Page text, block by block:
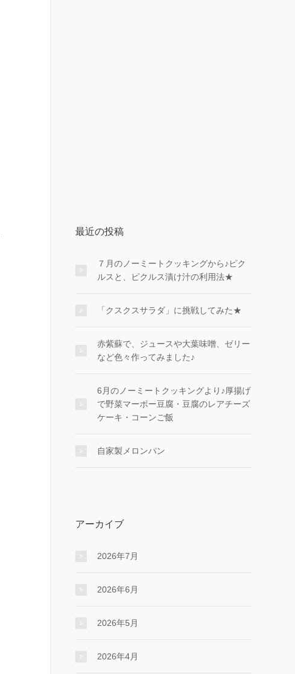
最近の投稿
７月のノーミートクッキングから♪ピク
ルスと、ピクルス漬け汁の利用法★
「クスクスサラダ」に挑戦してみた★
赤紫蘇で、ジュースや大葉味噌、ゼリー
など色々作ってみました♪
6月のノーミートクッキングより♪厚揚げ
で野菜マーボー豆腐・豆腐のレアチーズ
ケーキ・コーンご飯
自家製メロンパン
アーカイブ
2026年7月
2026年6月
2026年5月
2026年4月